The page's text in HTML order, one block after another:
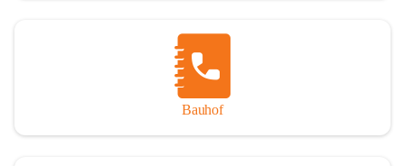
Bauhof